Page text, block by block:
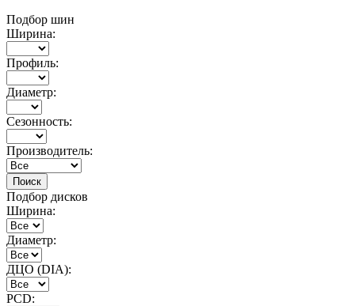
Подбор шин
Ширина:
Профиль:
Диаметр:
Сезонность:
Производитель:
Подбор дисков
Ширина:
Диаметр:
ДЦО (DIA):
PCD: